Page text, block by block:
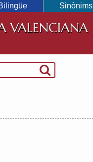
Sinònims
VALENCIANA